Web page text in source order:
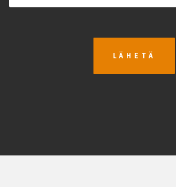
LÄHETÄ